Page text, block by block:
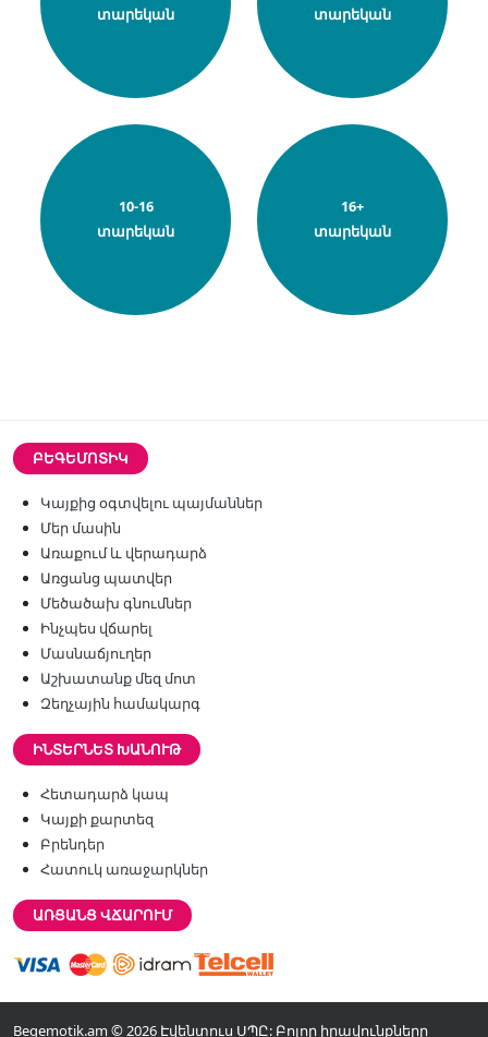
տարեկան
տարեկան
10-16
տարեկան
16+
տարեկան
ԲԵԳԵՄՈՏԻԿ
Կայքից օգտվելու պայմաններ
Մեր մասին
Առաքում և վերադարձ
Առցանց պատվեր
Մեծածախ գնումներ
Ինչպես վճարել
Մասնաճյուղեր
Աշխատանք մեզ մոտ
Զեղչային համակարգ
ԻՆՏԵՐՆԵՏ ԽԱՆՈՒԹ
Հետադարձ կապ
Կայքի քարտեզ
Բրենդեր
Հատուկ առաջարկներ
ԱՌՑԱՆՑ ՎՃԱՐՈՒՄ
Begemotik.am © 2026 Էվենտուս ՍՊԸ: Բոլոր իրավունքները